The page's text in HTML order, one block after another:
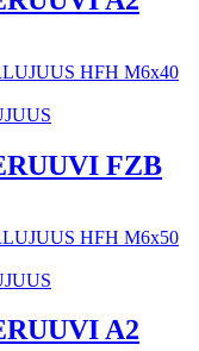
FZB
A2